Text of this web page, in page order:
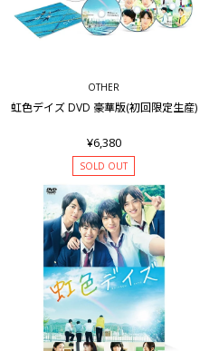
OTHER
虹色デイズ DVD 豪華版(初回限定生産)
¥6,380
SOLD OUT